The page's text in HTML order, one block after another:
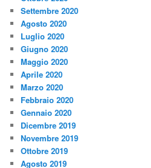
Settembre 2020
Agosto 2020
Luglio 2020
Giugno 2020
Maggio 2020
Aprile 2020
Marzo 2020
Febbraio 2020
Gennaio 2020
Dicembre 2019
Novembre 2019
Ottobre 2019
Agosto 2019